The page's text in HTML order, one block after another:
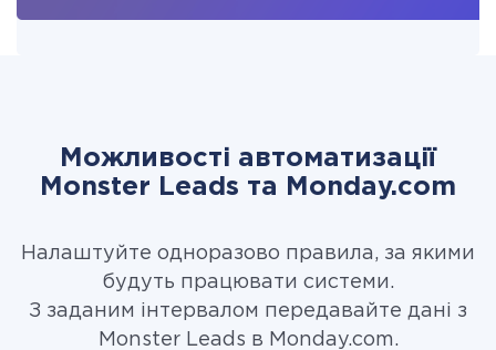
Можливості автоматизації
Monster Leads та Monday.com
Налаштуйте одноразово правила, за якими
будуть працювати системи.
З заданим інтервалом передавайте дані з
Monster Leads в Monday.com.